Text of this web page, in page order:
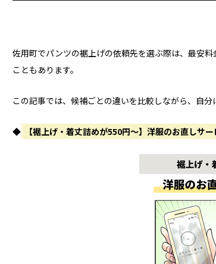
佐用町でパンツの裾上げの依頼先を選ぶ際は、最安
こともあります。
この記事では、候補ごとの違いを比較しながら、自分
◆ 【裾上げ・着丈詰めが550円〜】洋服のお直しサ